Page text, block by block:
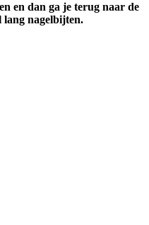
en dan ga je terug naar de
lang nagelbijten.